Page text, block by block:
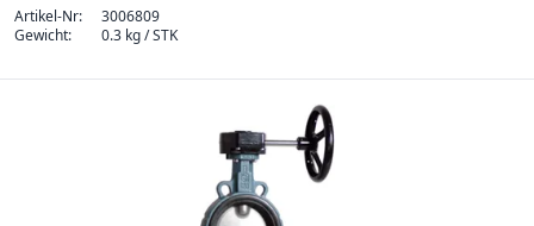
Artikel-Nr:
3006809
Gewicht:
0.3 kg / STK